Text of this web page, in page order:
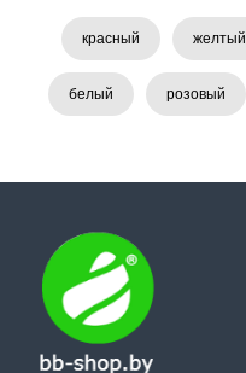
красный желтый
белый розовый